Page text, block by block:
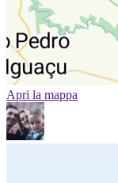
Apri la mappa